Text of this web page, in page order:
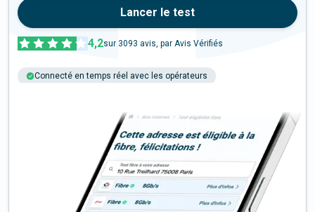
Lancer le test
4,2sur 3093 avis, par Avis Vérifiés
Connecté en temps réel avec les opérateurs